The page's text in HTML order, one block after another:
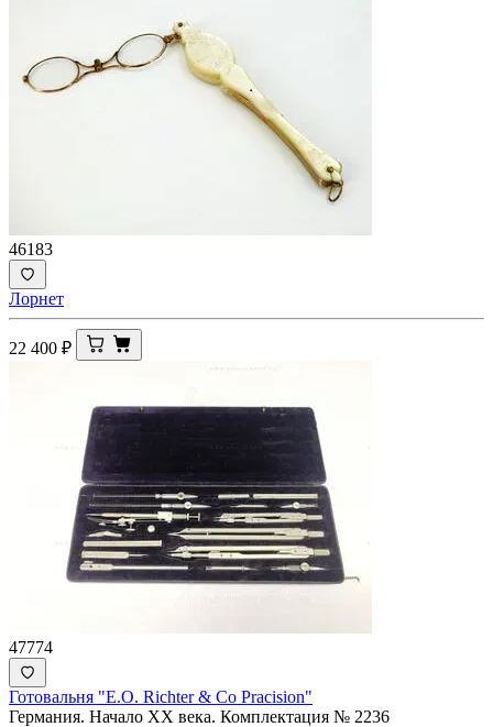
46183
Лорнет
22 400 ₽
47774
Готовальня "E.O. Richter & Co Pracision"
Германия. Начало XX века. Комплектация № 2236